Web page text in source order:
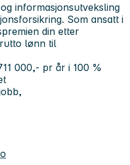
informasjonsutveksling
Som ansatt i
din etter
lønn til
000,- pr år i 100 %